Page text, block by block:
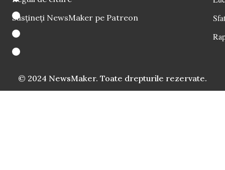
Susțineți NewsMaker pe Patreon
© 2024 NewsMaker. Toate drepturile rezervate.